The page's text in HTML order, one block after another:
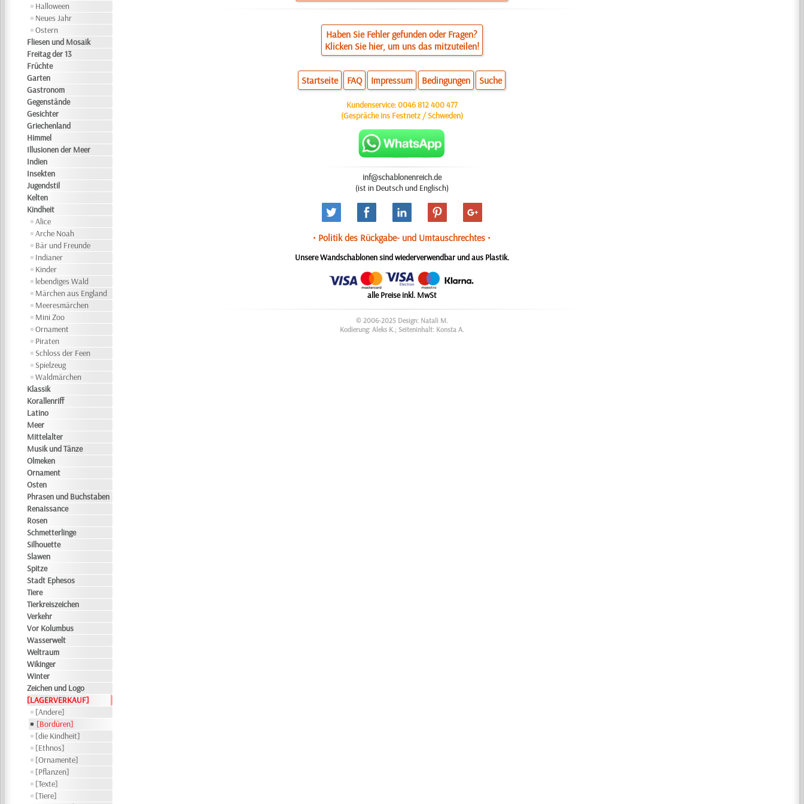
Halloween
Neues Jahr
Ostern
Fliesen und Mosaik
Freitag der 13
Früchte
Garten
Gastronom
Gegenstände
Gesichter
Griechenland
Himmel
Illusionen der Meer
Indien
Insekten
Jugendstil
Kelten
Kindheit
Alice
Arche Noah
Bär und Freunde
Indianer
Kinder
lebendiges Wald
Märchen aus England
Meeresmärchen
Mini Zoo
Ornament
Piraten
Schloss der Feen
Spielzeug
Waldmärchen
Klassik
Korallenriff
Latino
Meer
Mittelalter
Musik und Tänze
Olmeken
Ornament
Osten
Phrasen und Buchstaben
Renaissance
Rosen
Schmetterlinge
Silhouette
Slawen
Spitze
Stadt Ephesos
Tiere
Tierkreiszeichen
Verkehr
Vor Kolumbus
Wasserwelt
Weltraum
Wikinger
Winter
Zeichen und Logo
[LAGERVERKAUF]
[Andere]
[Bordüren]
[die Kindheit]
[Ethnos]
[Ornamente]
[Pflanzen]
[Texte]
[Tiere]
Haben Sie Fehler gefunden oder Fragen?
Klicken Sie hier, um uns das mitzuteilen!
Startseite FAQ Impressum Bedingungen Suche
Kundenservice:0046 812 400 477
(Gespräche ins Festnetz / Schweden)
inf@schablonenreich.de
(ist in Deutsch und Englisch)
• Politik des Rückgabe- und Umtauschrechtes •
Unsere Wandschablonen sind wiederverwendbar und aus Plastik.
alle Preise inkl. MwSt
© 2006-2025 Design: Natali M.
Kodierung: Aleks K.; Seiteninhalt: Konsta A.